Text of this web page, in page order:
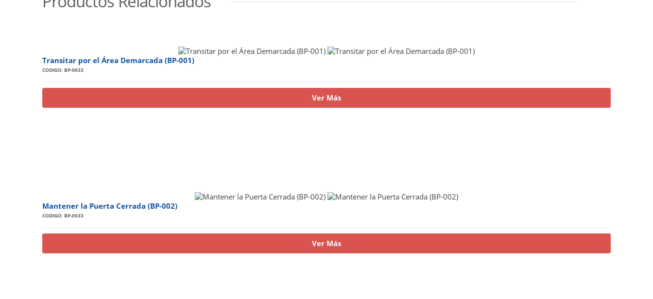
Transitar por el Área Demarcada (BP-001)
CODIGO: BP-0033
Ver Más
Mantener la Puerta Cerrada (BP-002)
CODIGO: BP-0033
Ver Más